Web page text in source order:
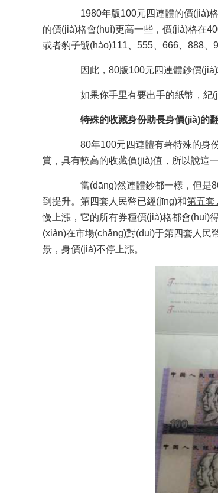
1980年版100元四連體的價(jià)格
的價(jià)格會(huì)更高一些，價(jià)格在
或者豹子號(hào)111、555、666、
因此，80版100元四連體鈔價(jià)格
如果你手里有要出手的紙幣 ， 紀
特殊的收藏身份助長身價(jià)的
80年100元四連體有著特殊的身份
賞，具有較高的收藏價(jià)值，所以
當(dāng)然連體鈔都一樣，但是
到提升。第四套人民幣已經(jīng)和第五套
慢上漲，它的所有券種價(jià)格都會(huì)
(xiàn)在市場(chǎng)對(duì)于第四套人民
景，身價(jià)不停上漲。